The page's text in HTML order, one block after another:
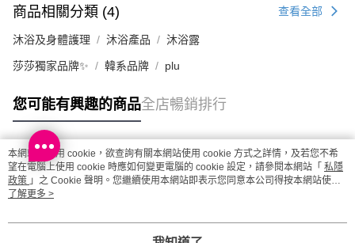
商品相關分類 (4) 查看全部
沐浴及身體護理 沐浴產品 沐浴露
莎莎獨家品牌✨ 韓系品牌 plu
您可能有興趣的商品全店暢銷排行
熱門標籤
熱銷排行
本網站中使用 cookie，欲查詢有關本網站使用 cookie 方式之詳情，及若您不希
望在電腦上使用 cookie 時應如何變更電腦的 cookie 設定，請參閱本網站「 私隱
政策 」之 Cookie 聲明。您繼續使用本網站即表示您同意本公司得按本網站使用
條款之 Cookie 聲明使用 cookie。
了解更多 >